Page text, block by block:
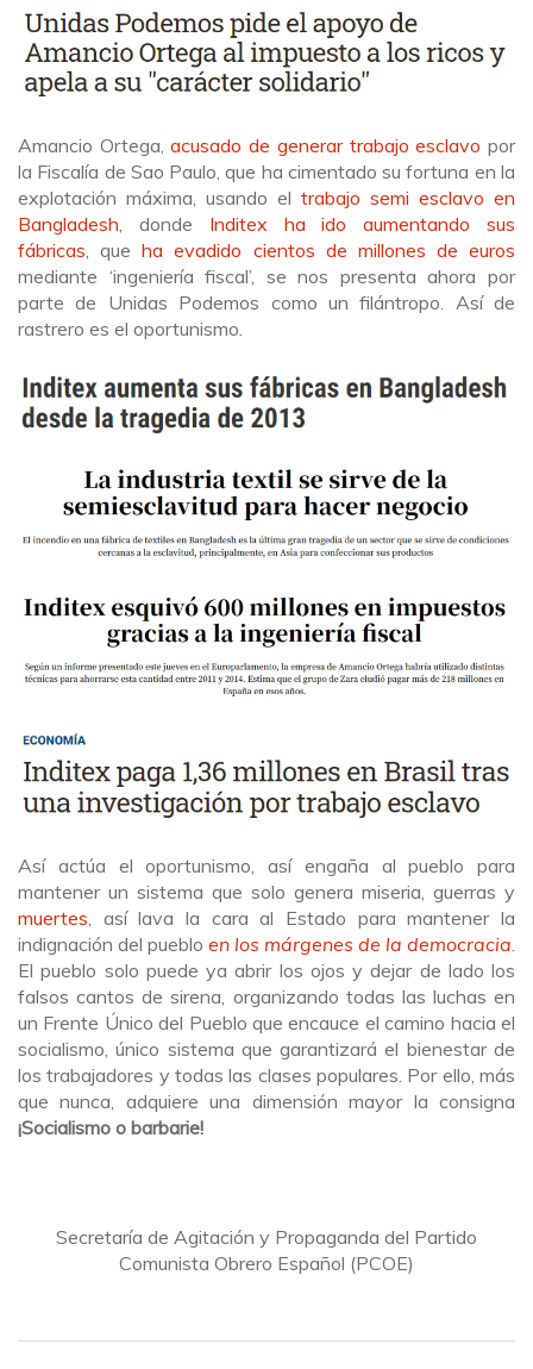
Amancio Ortega,acusado de generar trabajo esclavo por
la Fiscalía de Sao Paulo, que ha cimentado su fortuna en la
explotación máxima, usando el trabajo semi esclavo en
Bangladesh, donde Inditex ha ido aumentando sus
fábricas, queha evadido cientos de millones de euros
mediante ‘ingeniería fiscal’, se nos presenta ahora por
parte de Unidas Podemos como un filántropo. Así de
rastrero es el oportunismo.
Así actúa el oportunismo, así engaña al pueblo para
mantener un sistema que solo genera miseria, guerras y
muertes , así lava la cara al Estado para mantener la
indignación del pueblo en los márgenes de la democracia
El pueblo solo puede ya abrir los ojos y dejar de lado los
falsos cantos de sirena, organizando todas las luchas en
un Frente Único del Pueblo que encauce el camino hacia el
socialismo, único sistema que garantizará el bienestar de
los trabajadores y todas las clases populares. Por ello, más
que nunca, adquiere una dimensión mayor la consigna
¡Socialismo o barbarie!
Secretaría de Agitación y Propaganda del Partido
Comunista Obrero Español (PCOE)